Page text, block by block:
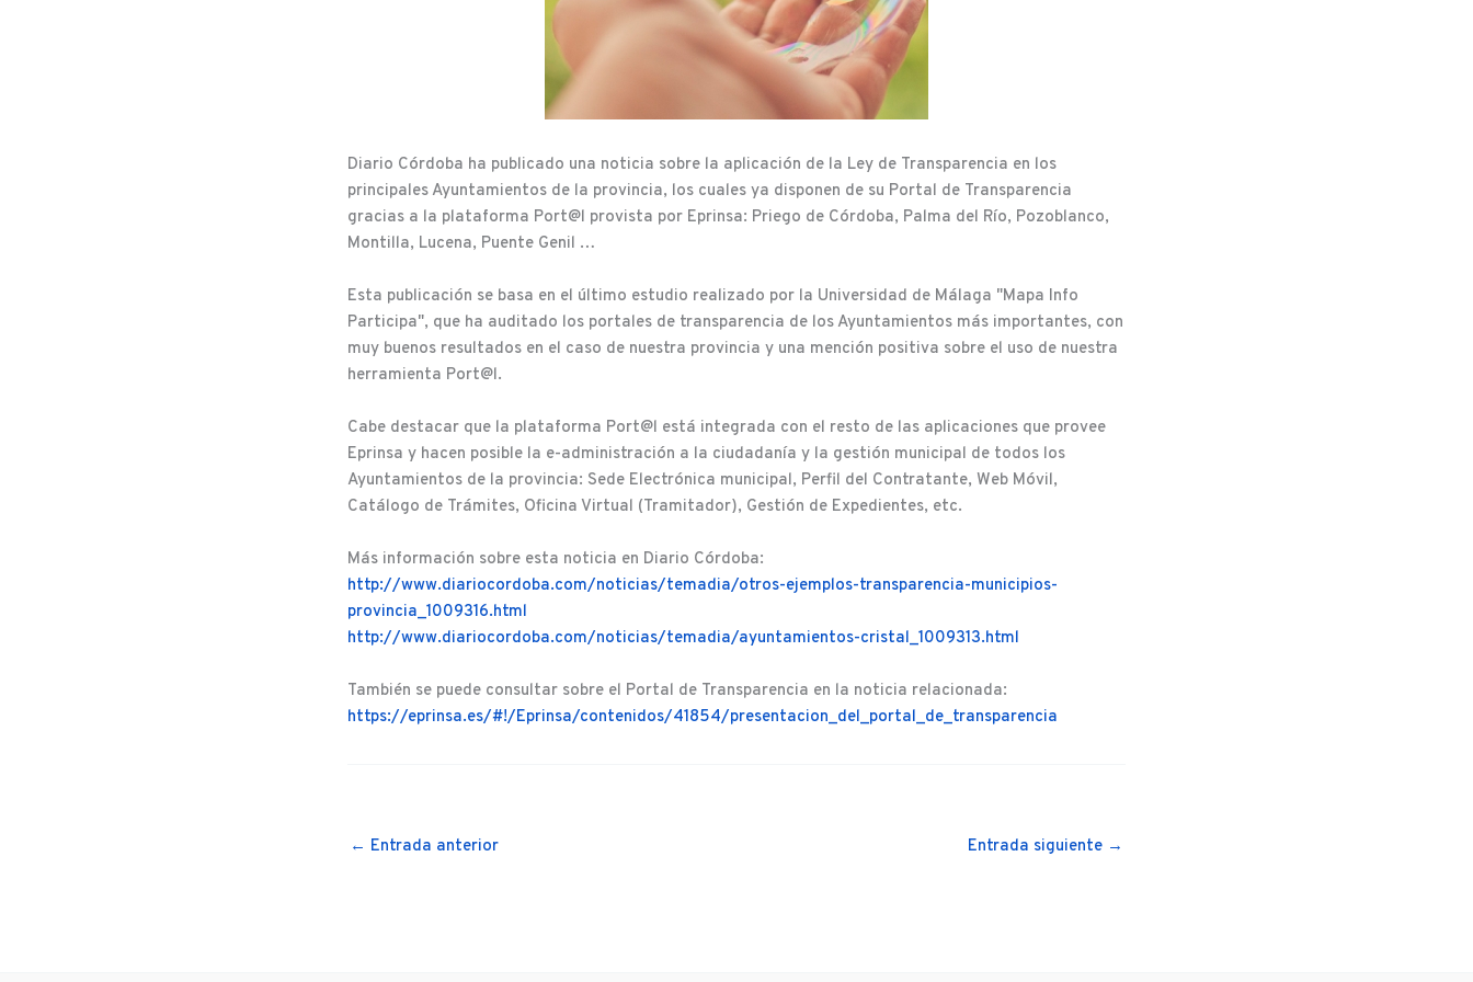
Diario Córdoba ha publicado una noticia sobre la aplicación de la Ley de Transparencia en los
principales Ayuntamientos de la provincia, los cuales ya disponen de su Portal de Transparencia
gracias a la plataforma Port@l provista por Eprinsa: Priego de Córdoba, Palma del Río, Pozoblanco,
Montilla, Lucena, Puente Genil …
Esta publicación se basa en el último estudio realizado por la Universidad de Málaga "Mapa Info
Participa", que ha auditado los portales de transparencia de los Ayuntamientos más importantes, con
muy buenos resultados en el caso de nuestra provincia y una mención positiva sobre el uso de nuestra
herramienta Port@l.
Cabe destacar que la plataforma Port@l está integrada con el resto de las aplicaciones que provee
Eprinsa y hacen posible la e-administración a la ciudadanía y la gestión municipal de todos los
Ayuntamientos de la provincia: Sede Electrónica municipal, Perfil del Contratante, Web Móvil,
Catálogo de Trámites, Oficina Virtual (Tramitador), Gestión de Expedientes, etc.
Más información sobre esta noticia en Diario Córdoba:
http://www.diariocordoba.com/noticias/temadia/otros-ejemplos-transparencia-municipios-
provincia_1009316.html
http://www.diariocordoba.com/noticias/temadia/ayuntamientos-cristal_1009313.html
También se puede consultar sobre el Portal de Transparencia en la noticia relacionada:
https://eprinsa.es/#!/Eprinsa/contenidos/41854/presentacion_del_portal_de_transparencia
← Entrada anterior Entrada siguiente →